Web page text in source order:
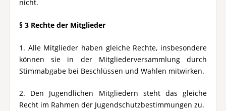
nicht.
§ 3 Rechte der Mitglieder
1. Alle Mitglieder haben gleiche Rechte, insbesondere
können sie in der Mitgliederversammlung durch
Stimmabgabe bei Beschlüssen und Wahlen mitwirken.
2. Den Jugendlichen Mitgliedern steht das gleiche
Recht im Rahmen der Jugendschutzbestimmungen zu.